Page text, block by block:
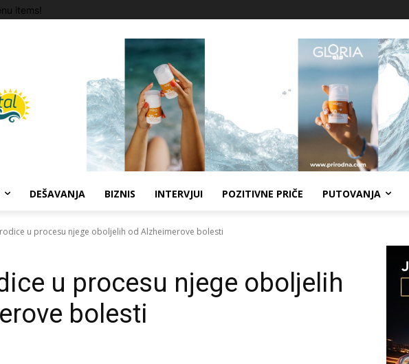
items!
DEŠAVANJA BIZNIS INTERVJUI POZITIVNE PRIČE PUTOVANJA
u procesu njege oboljelih od Alzheimerove bolesti
u procesu njege oboljelih
bolesti